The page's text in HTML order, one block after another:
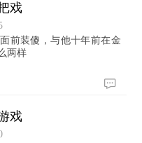
戏
前装傻，与他十年前在金
两样
戏